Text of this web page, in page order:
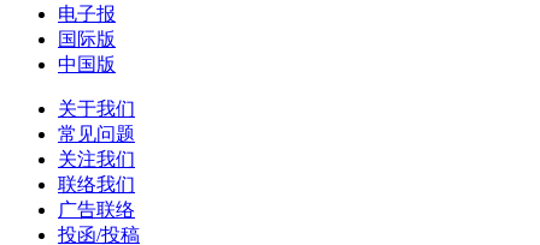
电子报
国际版
中国版
关于我们
常见问题
关注我们
联络我们
广告联络
投函/投稿